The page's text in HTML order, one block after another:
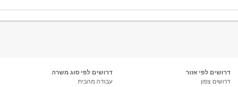
דרושים לפי אזור
דרושים צפון
דרושים לפי סוג משרה
עבודה מהבית